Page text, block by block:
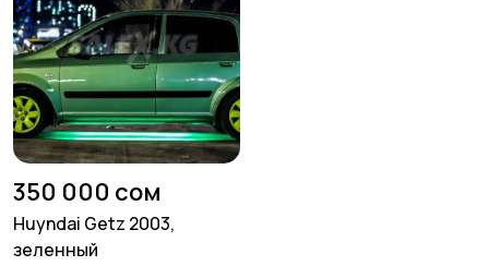
350 000 сом
Huyndai Getz 2003,
зеленный